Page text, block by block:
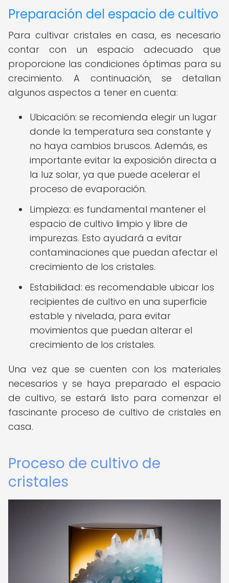
Preparación del espacio de cultivo
Para cultivar cristales en casa, es necesario
contar con un espacio adecuado que
proporcione las condiciones óptimas para su
crecimiento. A continuación, se detallan
algunos aspectos a tener en cuenta:
Ubicación: se recomienda elegir un lugar
donde la temperatura sea constante y
no haya cambios bruscos. Además, es
importante evitar la exposición directa a
la luz solar, ya que puede acelerar el
proceso de evaporación.
Limpieza: es fundamental mantener el
espacio de cultivo limpio y libre de
impurezas. Esto ayudará a evitar
contaminaciones que puedan afectar el
crecimiento de los cristales.
Estabilidad: es recomendable ubicar los
recipientes de cultivo en una superficie
estable y nivelada, para evitar
movimientos que puedan alterar el
crecimiento de los cristales.
Una vez que se cuenten con los materiales
necesarios y se haya preparado el espacio
de cultivo, se estará listo para comenzar el
fascinante proceso de cultivo de cristales en
casa.
Proceso de cultivo de
cristales